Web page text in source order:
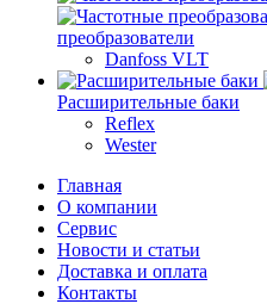
преобразователи
Danfoss VLT
Расширительные баки
Reflex
Wester
Главная
О компании
Сервис
Новости и статьи
Доставка и оплата
Контакты